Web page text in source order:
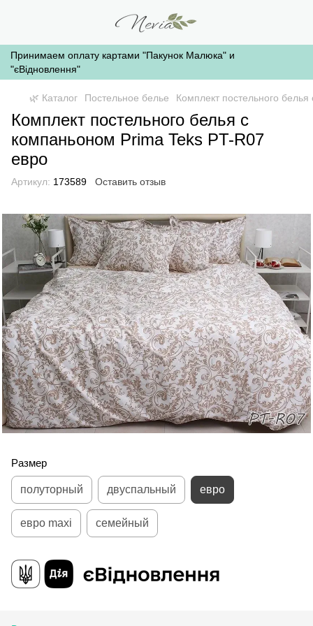
Принимаем оплату картами "Пакунок Малюка" и
"єВідновлення"
🌿 Каталог Постельное белье Комплект постельного
Комплект постельного белья с
компаньоном Prima Teks PT-R07
евро
Артикул: 173589 Оставить отзыв
Размер
полуторный двуспальный евро
евро maxi семейный